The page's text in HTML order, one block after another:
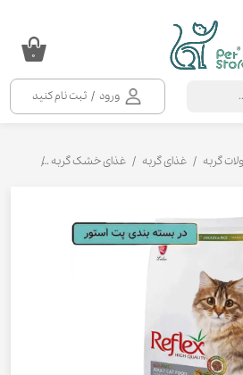
ورود / ثبت نام کنید
۰
گربه غذای گربه غذای خشک گربه